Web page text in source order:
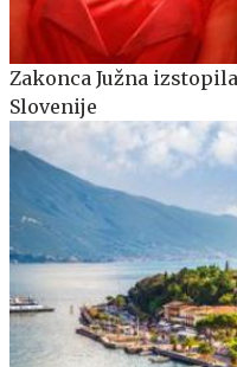
Zakonca Južna
Slovenije